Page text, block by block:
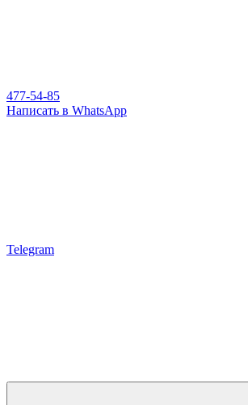
477-54-85
Написать в WhatsApp
Telegram